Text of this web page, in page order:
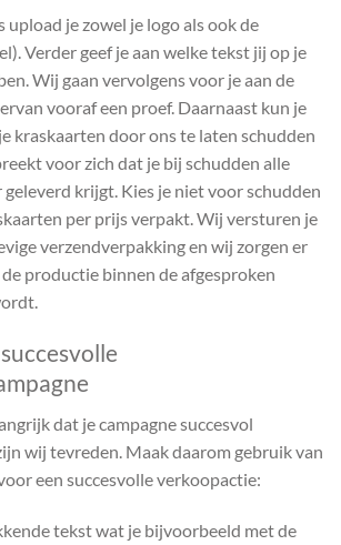
upload je zowel je logo als ook de
Verder geef je aan welke tekst jij op je
Wij gaan vervolgens voor je aan de
vooraf een proef. Daarnaast kun je
kraskaarten door ons te laten schudden
voor zich dat je bij schudden alle
krijgt. Kies je niet voor schudden
per prijs verpakt. Wij versturen je
verzendverpakking en wij zorgen er
productie binnen de afgesproken
dat je campagne succesvol
wij tevreden. Maak daarom gebruik van
een succesvolle verkoopactie:
tekst wat je bijvoorbeeld met de